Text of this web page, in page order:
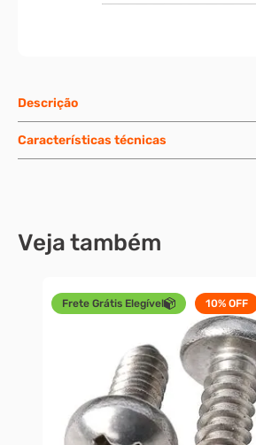
Descrição
Características técnicas
Veja também
Frete Grátis Elegível 10%OFF